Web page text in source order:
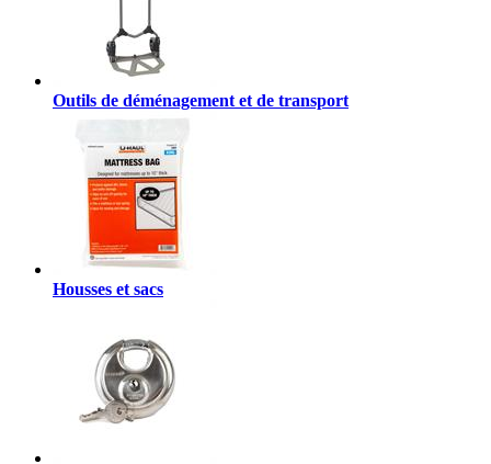
Outils de déménagement et de transport
Housses et sacs